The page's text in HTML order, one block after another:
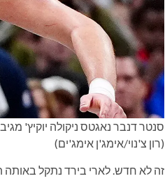
סנטר דנבר נאגטס ניקולה יוקיץ' מגיב
(רון צ'נוי/אימג'ן אימג'ים)
זה לא חדש. לארי בירד נתקל באותה